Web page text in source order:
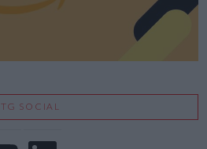
TG SOCIAL
LinkedIn